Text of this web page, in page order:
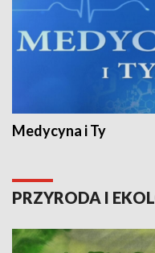
Medycyna i Ty
PRZYRODA I